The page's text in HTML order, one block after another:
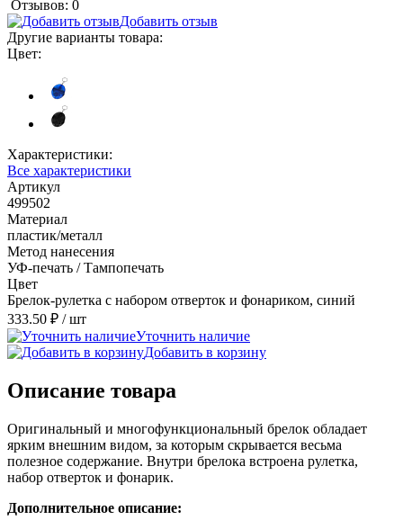
Отзывов: 0
Добавить отзыв
Другие варианты товара:
Цвет:
Характеристики:
Все характеристики
Артикул
499502
Материал
пластик/металл
Метод нанесения
УФ-печать / Тампопечать
Цвет
Брелок-рулетка с набором отверток и фонариком, синий
333.50 ₽ / шт
Уточнить наличие
Добавить в корзину
Описание товара
Оригинальный и многофункциональный брелок обладает
ярким внешним видом, за которым скрывается весьма
полезное содержание. Внутри брелока встроена рулетка,
набор отверток и фонарик.
Дополнительное описание: